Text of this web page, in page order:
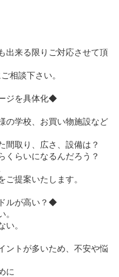
出来る限りご対応させて頂
相談下さい。
ジを具体化◆
の学校、お買い物施設など
取り、広さ、設備は？
らいになるんだろう？
提案いたします。
ルが高い？◆
。
ントが多いため、不安や悩
に